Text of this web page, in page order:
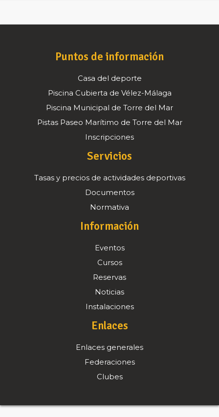
Puntos de información
Casa del deporte
Piscina Cubierta de Vélez-Málaga
Piscina Municipal de Torre del Mar
Pistas Paseo Marítimo de Torre del Mar
Inscripciones
Servicios
Tasas y precios de actividades deportivas
Documentos
Normativa
Información
Eventos
Cursos
Reservas
Noticias
Instalaciones
Enlaces
Enlaces generales
Federaciones
Clubes